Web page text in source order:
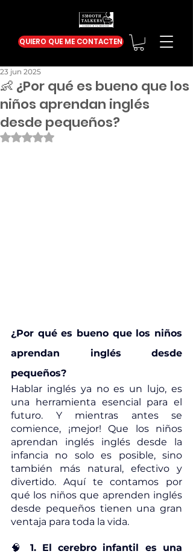
QUIERO QUE ME CONTACTEN
👶 ¿Por qué es bueno que los
niños aprendan inglés
desde pequeños?
23 jun 2025
Obtuvo NaN de 5 estrellas.
¿Por qué es bueno que los niños
aprendan inglés desde
pequeños?
Hablar inglés ya no es un lujo, es
una herramienta esencial para el
futuro. Y mientras antes se
comience, ¡mejor! Que los niños
aprendan inglés inglés desde la
infancia no solo es posible, sino
también más natural, efectivo y
divertido. Aquí te contamos por
qué los niños que aprenden inglés
desde pequeños tienen una gran
ventaja para toda la vida.
🧠
1. El cerebro infantil es una